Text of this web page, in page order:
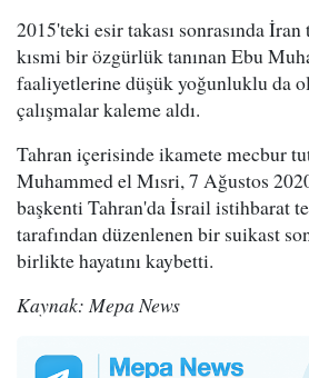
2015'teki esir takası sonrasında
kısmi bir özgürlük tanınan Ebu
faaliyetlerine düşük yoğunluklu da
çalışmalar kaleme aldı.
Tahran içerisinde ikamete mecbur
Muhammed el Mısri, 7 Ağustos
başkenti Tahran'da İsrail istihbarat
tarafından düzenlenen bir suikast
birlikte hayatını kaybetti.
Kaynak: Mepa News